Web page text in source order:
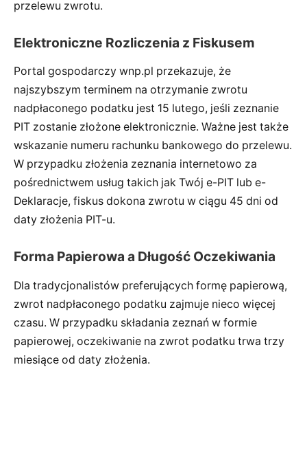
przelewu zwrotu.
Elektroniczne Rozliczenia z Fiskusem
Portal gospodarczy wnp.pl przekazuje, że
najszybszym terminem na otrzymanie zwrotu
nadpłaconego podatku jest 15 lutego, jeśli zeznanie
PIT zostanie złożone elektronicznie. Ważne jest także
wskazanie numeru rachunku bankowego do przelewu.
W przypadku złożenia zeznania internetowo za
pośrednictwem usług takich jak Twój e-PIT lub e-
Deklaracje, fiskus dokona zwrotu w ciągu 45 dni od
daty złożenia PIT-u.
Forma Papierowa a Długość Oczekiwania
Dla tradycjonalistów preferujących formę papierową,
zwrot nadpłaconego podatku zajmuje nieco więcej
czasu. W przypadku składania zeznań w formie
papierowej, oczekiwanie na zwrot podatku trwa trzy
miesiące od daty złożenia.